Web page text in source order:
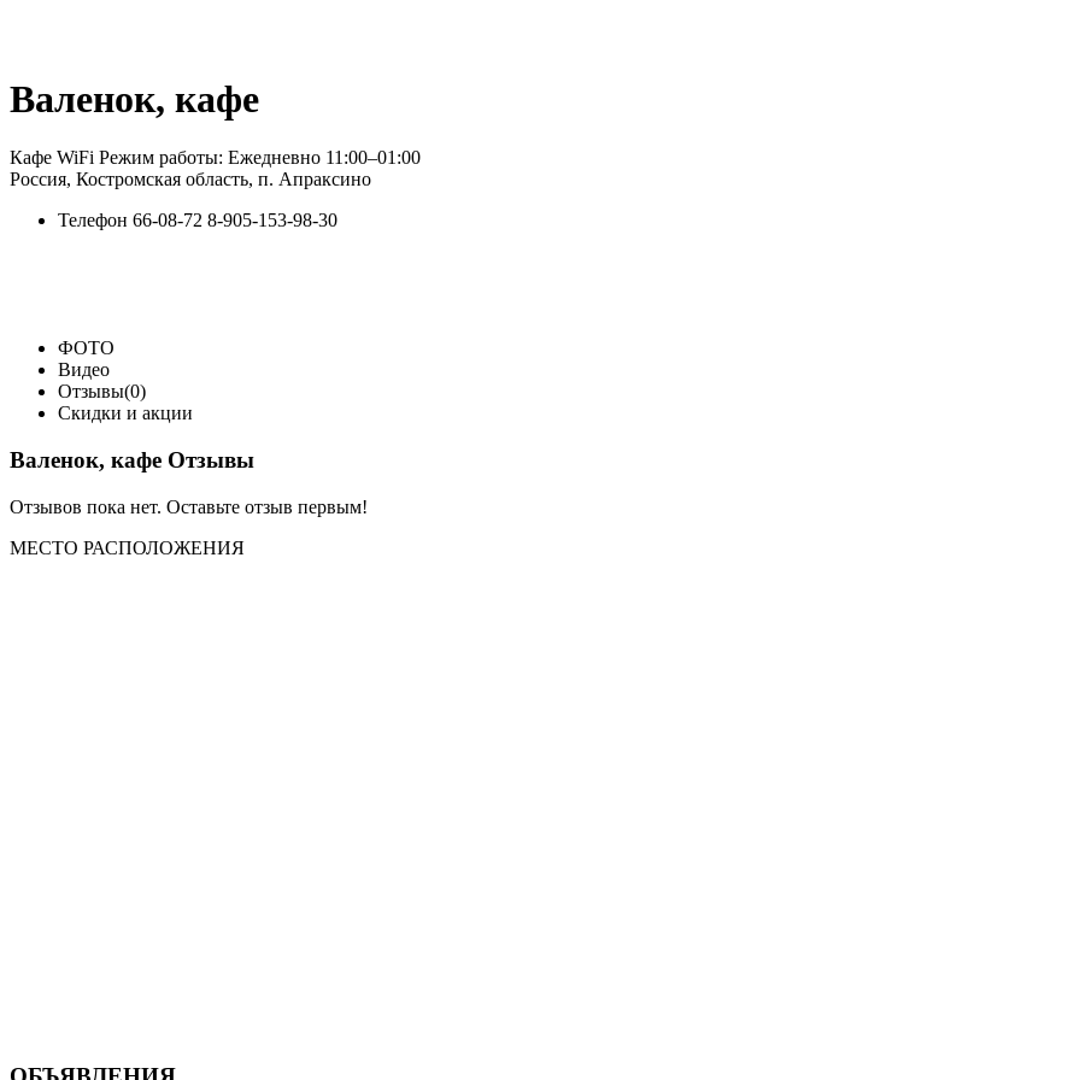
Валенок, кафе
Кафе WiFi Режим работы: Ежедневно 11:00–01:00
Россия, Костромская область, п. Апраксино
Телефон 66-08-72 8-905-153-98-30
ФОТО
Видео
Отзывы(0)
Скидки и акции
Валенок, кафе Отзывы
Отзывов пока нет. Оставьте отзыв первым!
МЕСТО РАСПОЛОЖЕНИЯ